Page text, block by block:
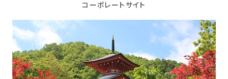
コーポレートサイト